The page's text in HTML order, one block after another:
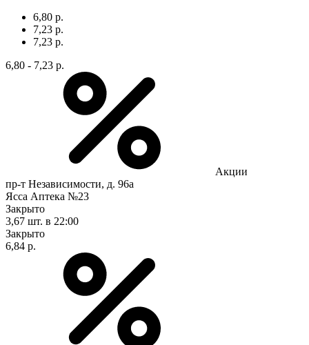
6,80 р.
7,23 р.
7,23 р.
6,80 - 7,23 р.
Акции
пр-т Независимости, д. 96а
Ясса Аптека №23
Закрыто
3,67 шт. в 22:00
Закрыто
6,84 р.